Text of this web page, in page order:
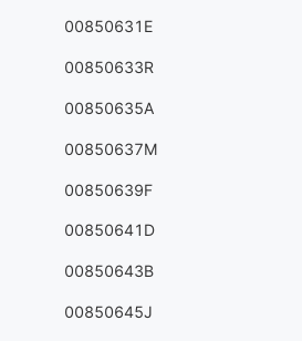
00850631E
00850633R
00850635A
00850637M
00850639F
00850641D
00850643B
00850645J